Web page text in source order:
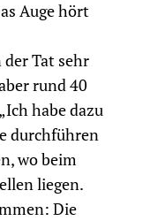
Auge hört
Tat sehr
rund 40
habe dazu
durchführen
wo beim
liegen.
Die